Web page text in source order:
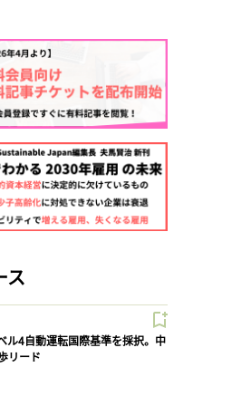
ス
ル4自動運転国際基準を採択。中
リード